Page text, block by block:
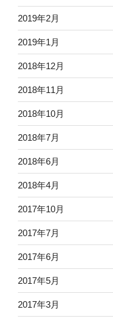
2019年2月
2019年1月
2018年12月
2018年11月
2018年10月
2018年7月
2018年6月
2018年4月
2017年10月
2017年7月
2017年6月
2017年5月
2017年3月